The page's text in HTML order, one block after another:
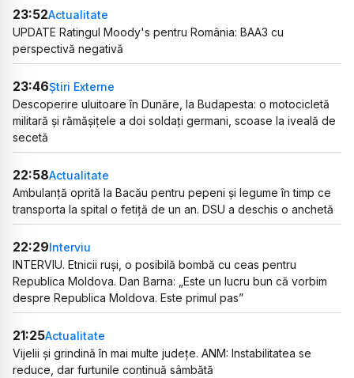
23:52Actualitate
UPDATE Ratingul Moody's pentru România: BAA3 cu
perspectivă negativă
23:46Știri Externe
Descoperire uluitoare în Dunăre, la Budapesta: o motocicletă
militară și rămășițele a doi soldați germani, scoase la iveală de
secetă
22:58Actualitate
Ambulanță oprită la Bacău pentru pepeni și legume în timp ce
transporta la spital o fetiță de un an. DSU a deschis o anchetă
22:29Interviu
INTERVIU. Etnicii ruși, o posibilă bombă cu ceas pentru
Republica Moldova. Dan Barna: „Este un lucru bun că vorbim
despre Republica Moldova. Este primul pas”
21:25Actualitate
Vijelii și grindină în mai multe județe. ANM: Instabilitatea se
reduce, dar furtunile continuă sâmbătă